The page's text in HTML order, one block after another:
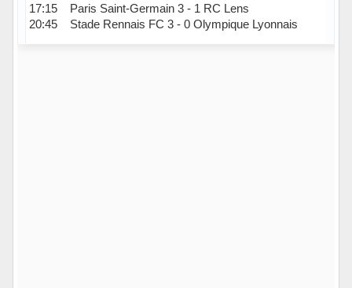
17:15 Paris Saint-Germain 3 - 1 RC Lens
20:45 Stade Rennais FC 3 - 0 Olympique Lyonnais